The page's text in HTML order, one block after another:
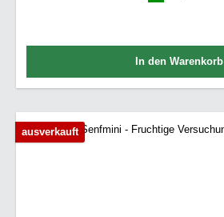
In den Warenkorb
ausverkauft